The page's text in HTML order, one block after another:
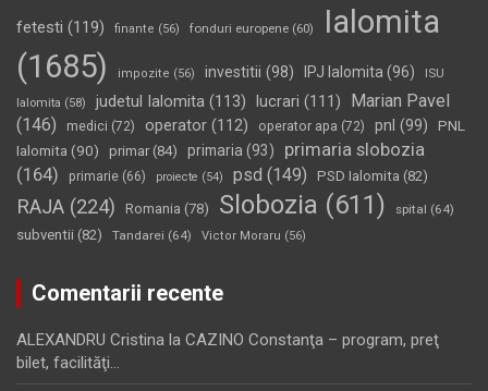
fetesti (119) finante (56) fonduri europene (60)
Ialomita
(1685)
impozite (56) investitii (98) IPJ Ialomita (96) ISU
Ialomita (58) judetul Ialomita (113) lucrari (111)
Marian Pavel
(146)
medici (72) operator (112) operator apa (72) pnl (99)
PNL
Ialomita (90) primar(84) primaria (93)
primaria slobozia
(164)
primarie (66) proiecte (54) psd (149) PSD Ialomita (82)
RAJA (224) Romania (78) Slobozia (611) spital (64)
subventii (82) Tandarei (64) Victor Moraru (56)
Comentarii recente
ALEXANDRU Cristina la CAZINO Constanţa – program, preţ
bilet, facilităţi…